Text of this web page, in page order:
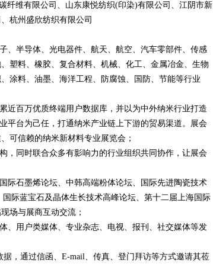
纤维有限公司、山东康悦纺织(印染)有限公司、江阴市新
杭州盛欣纺织有限公司
、半导体、光电器件、航天、航空、汽车零部件、传感
塑料、橡胶、复合材料、机械、化工、金属冶金、生物
涂料、油墨、海洋工程、防腐蚀、国防、节能等行业
近百万优质终端用户数据库，并以为中外纳米行业打造
平台为己任，打通纳米产业链上下游的贸易渠道。展会
可信赖的纳米新材料专业展览会；
，同时联合众多有影响力的行业组织共同协作，让展会
际石墨烯论坛、中韩高端粉体论坛、国际先进陶瓷技术
际蓝宝石及晶体生长技术高峰论坛、第十二届上海国际
场与展商互动交流；
、用户类媒体、专业杂志、电视、报刊、社交媒体等发
，通过信函、E-mail、传真、登门拜访等方式邀请其莅